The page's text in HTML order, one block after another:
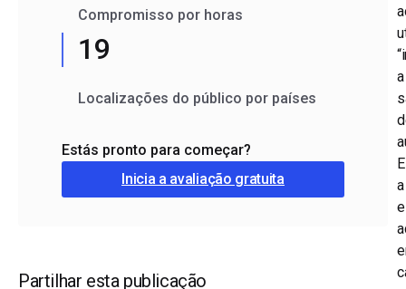
Compromisso por horas
19
Localizações do público por países
Estás pronto para começar?
Inicia a avaliação gratuita
Partilhar esta publicação
a
a